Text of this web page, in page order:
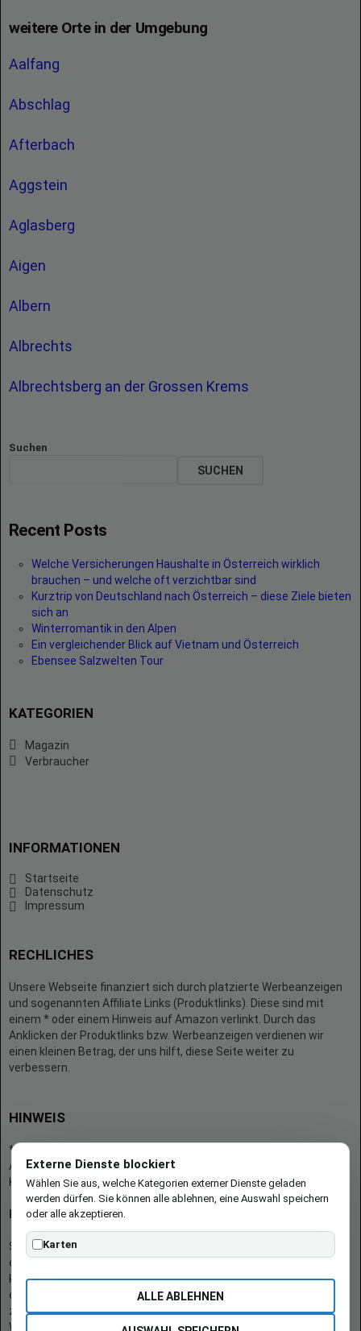
weitere Orte in der Umgebung
Aalfang
Abschlag
Afterbach
Aggstein
Aglasberg
Aigen
Albern
Albrechts
Albrechtsberg an der Grossen Krems
Suchen
SUCHEN
Recent Posts
Welche Versicherungen Haushalte in Österreich wirklich
brauchen – und welche oft verzichtbar sind
Kurztrip von Deutschland nach Österreich – diese Ziele bieten
sich an
Winterromantik in den Alpen
Ein vergleichender Blick auf Vietnam und Österreich
Ebensee Salzwelten Tour
KATEGORIEN
Magazin
Verbraucher
INFORMATIONEN
Startseite
Datenschutz
Impressum
RECHLICHES
Unsere Webseite finanziert sich durch platzierte Werbeanzeigen
und sogenannten Affiliate Links (Produktlinks). Diese sind mit
einem * oder einem Hinweis auf Amazon verlinkt. Durch das
Anklicken der Produktlinks bzw. Werbeanzeigen verdienen wir
einen kleinen Betrag, der uns hilft, diese Seite weiter zu
verbessern.
HINWEIS
* = Afilliate-Link (=Werbung)
Als Amazon-Partner verdient der Seitenbetreiber an qualifizierten
Käufen.
Hinweis zu Preisen und Verfügbarkeiten
Sofern Produktpreise und Verfügbarkeiten angezeigt werden,
entsprechen diese dem angegebenen Stand (Datum/Uhrzeit) und
können sich auf der verlinkten Seite jederzeit ändern. Für den Kauf
eines Produkts gelten die Angaben zu Preis und Verfügbarkeit, die
zum Kaufzeitpunkt [auf der/den maßgeblichen Amazon-
Website(s)] angezeigt werden.
Externe Dienste blockiert
Wählen Sie aus, welche Kategorien externer Dienste geladen
werden dürfen. Sie können alle ablehnen, eine Auswahl speichern
oder alle akzeptieren.
Karten
ALLE ABLEHNEN